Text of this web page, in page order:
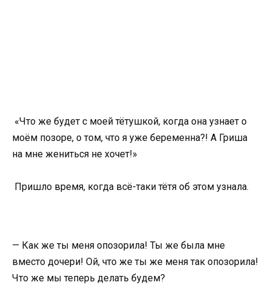
«Что же будет с моей тётушкой, когда она узнает о
моём позоре, о том, что я уже беременна?! А Гриша
на мне жениться не хочет!»
Пришло время, когда всё-таки тётя об этом узнала.
— Как же ты меня опозорила! Ты же была мне
вместо дочери! Ой, что же ты же меня так опозорила!
Что же мы теперь делать будем?